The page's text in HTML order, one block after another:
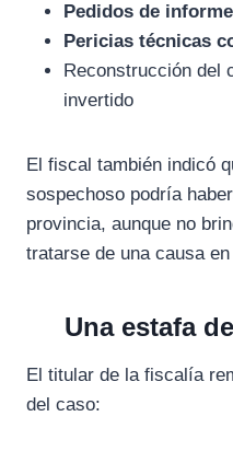
Pedidos de
Pericias técnicas
Reconstrucción del
invertido
El fiscal también indicó
sospechoso podría
provincia, aunque no
tratarse de una causa
Una estafa
El titular de la fiscalía
del caso: